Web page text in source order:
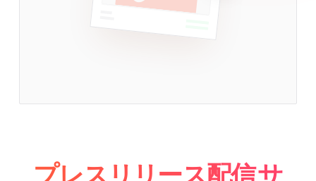
プレスリリース配信 サ